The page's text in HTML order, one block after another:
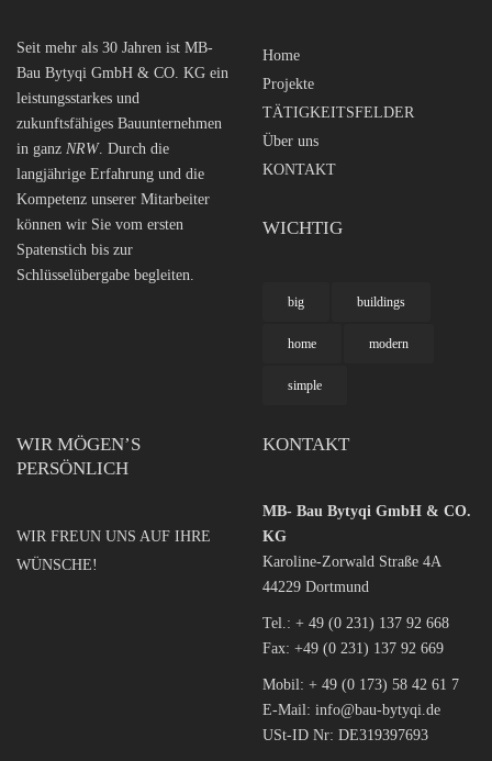
Seit mehr als 30 Jahren ist MB-
Bau Bytyqi GmbH & CO. KG ein
leistungsstarkes und
zukunftsfähiges Bauunternehmen
in ganz NRW. Durch die
langjährige Erfahrung und die
Kompetenz unserer Mitarbeiter
können wir Sie vom ersten
Spatenstich bis zur
Schlüsselübergabe begleiten.
Home
Projekte
TÄTIGKEITSFELDER
Über uns
KONTAKT
WICHTIG
big buildings
home modern
simple
WIR MÖGEN’S
PERSÖNLICH
WIR FREUN UNS AUF IHRE
WÜNSCHE!
KONTAKT
MB- Bau Bytyqi GmbH & CO.
KG
Karoline-Zorwald Straße 4A
44229 Dortmund
Tel.: + 49 (0 231) 137 92 668
Fax: +49 (0 231) 137 92 669
Mobil: + 49 (0 173) 58 42 61 7
E-Mail: info@bau-bytyqi.de
USt-ID Nr: DE319397693